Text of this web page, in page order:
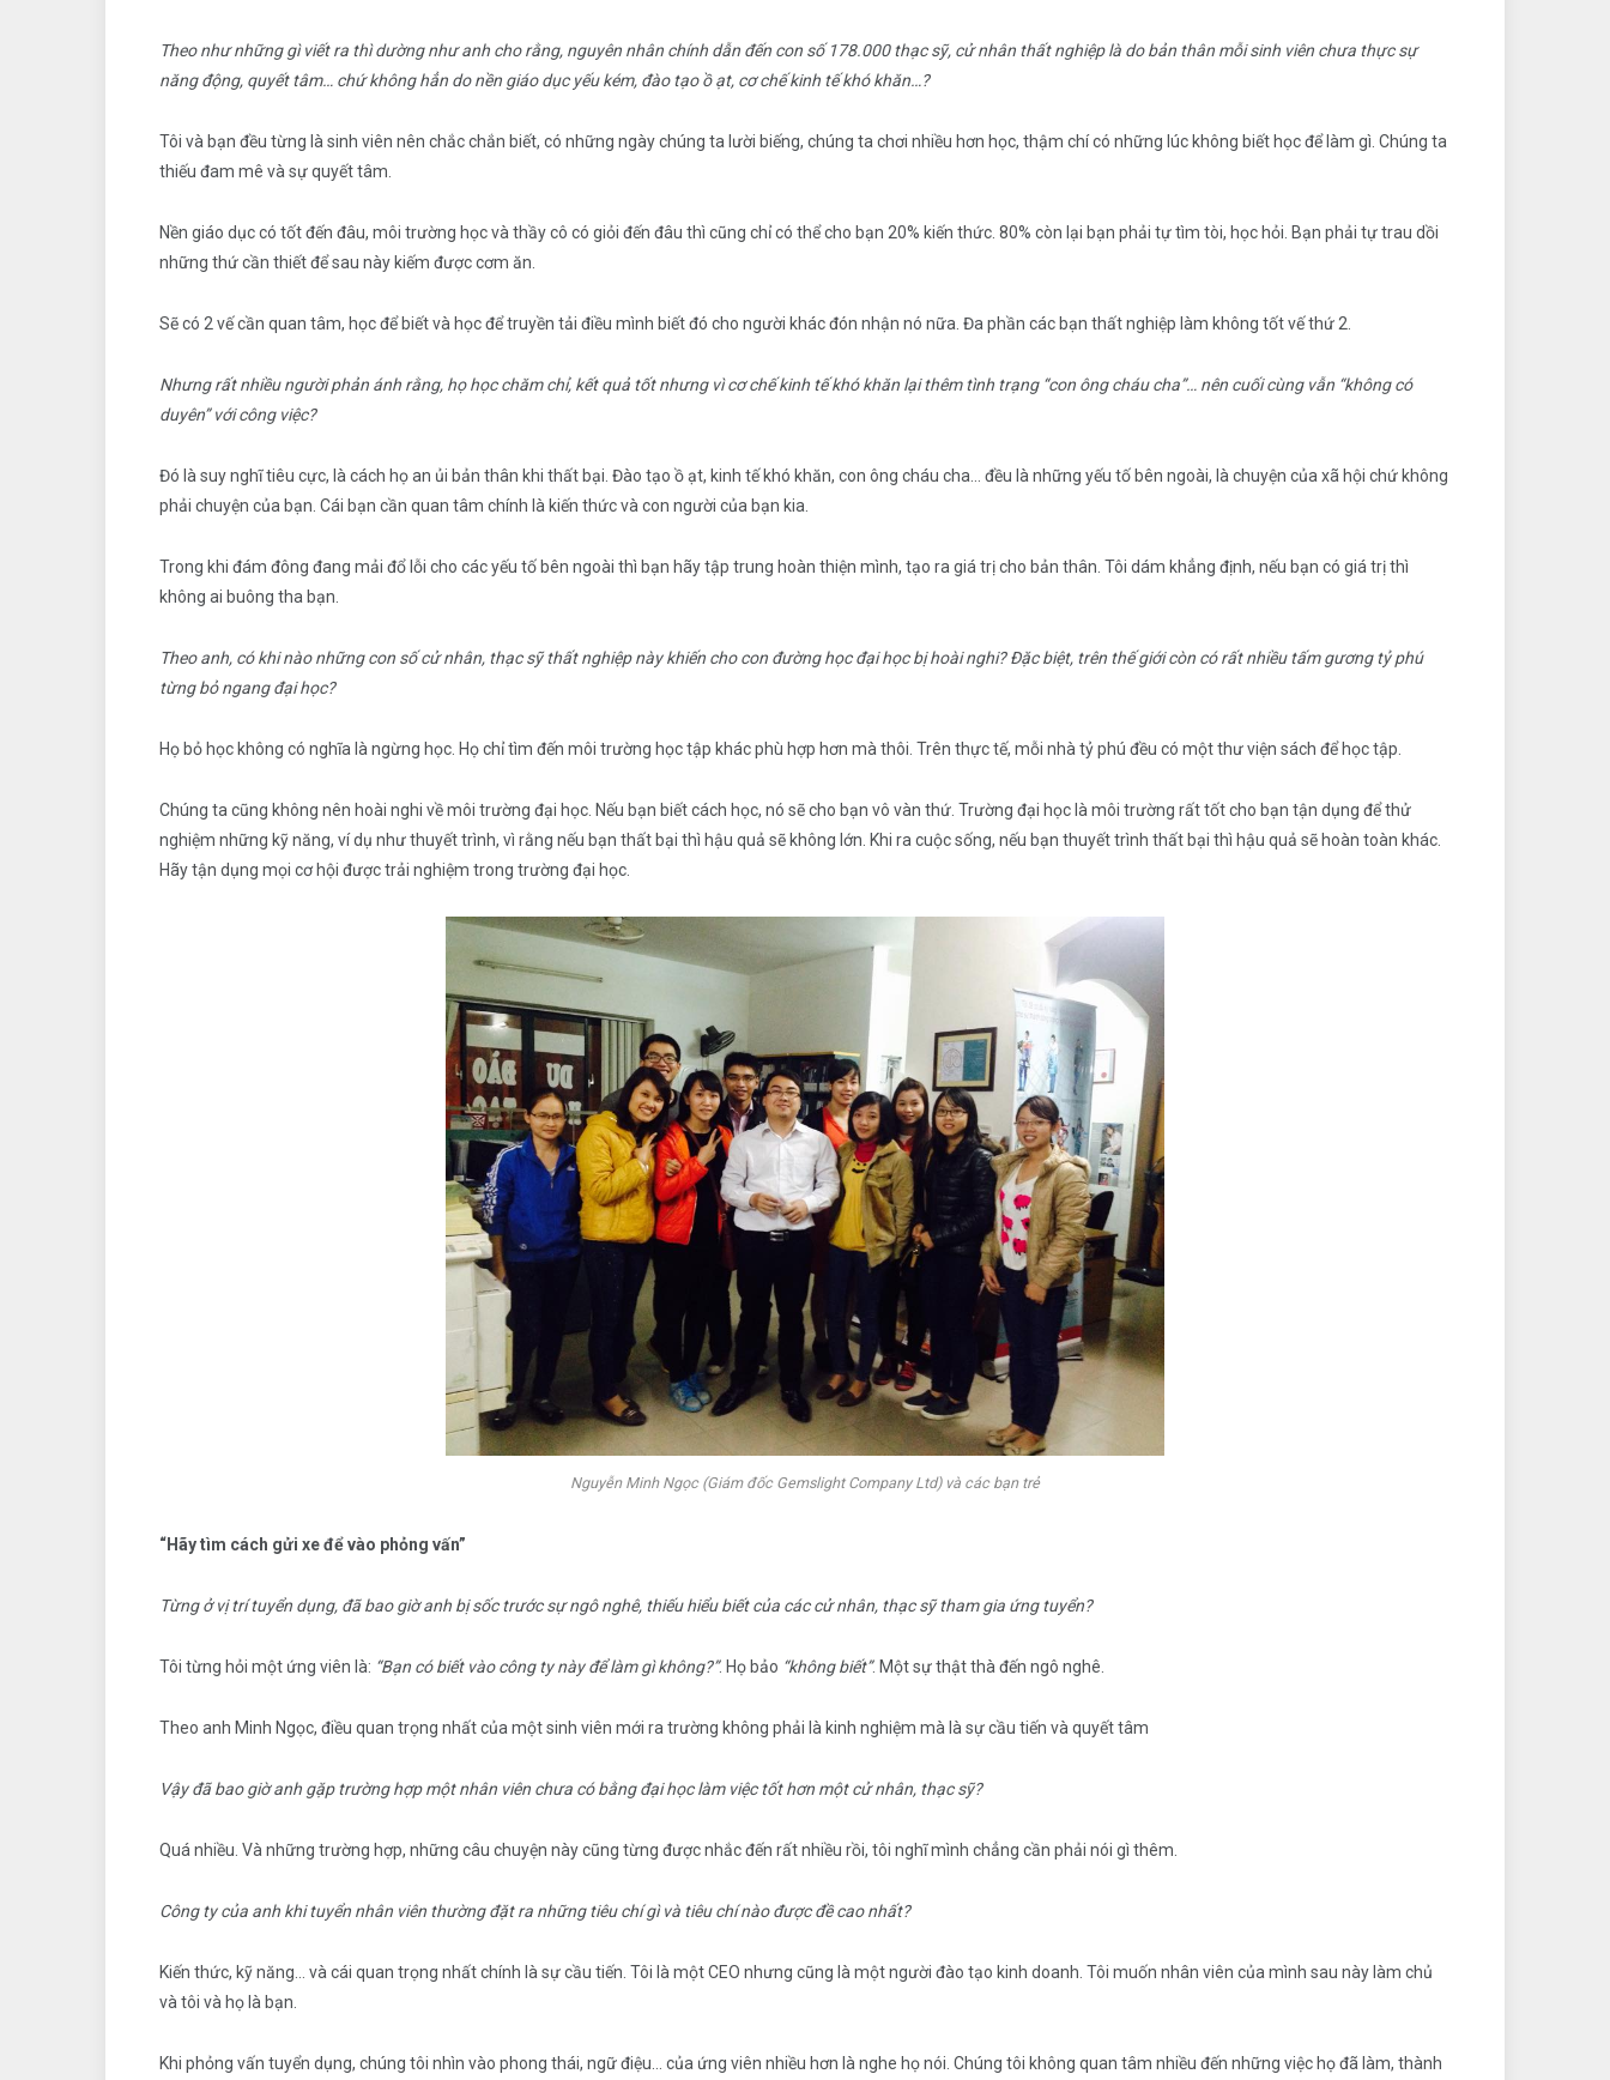
Theo như những gì viết ra thì dường như anh cho rằng, nguyên nhân chính dẫn đến con số 178.000 thạc sỹ, cử nhân thất nghiệp là do bản thân mỗi sinh viên chưa thực sự
năng động, quyết tâm… chứ không hẳn do nền giáo dục yếu kém, đào tạo ồ ạt, cơ chế kinh tế khó khăn…?
Tôi và bạn đều từng là sinh viên nên chắc chắn biết, có những ngày chúng ta lười biếng, chúng ta chơi nhiều hơn học, thậm chí có những lúc không biết học để làm gì. Chúng ta
thiếu đam mê và sự quyết tâm.
Nền giáo dục có tốt đến đâu, môi trường học và thầy cô có giỏi đến đâu thì cũng chỉ có thể cho bạn 20% kiến thức. 80% còn lại bạn phải tự tìm tòi, học hỏi. Bạn phải tự trau dồi
những thứ cần thiết để sau này kiếm được cơm ăn.
Sẽ có 2 vế cần quan tâm, học để biết và học để truyền tải điều mình biết đó cho người khác đón nhận nó nữa. Đa phần các bạn thất nghiệp làm không tốt vế thứ 2.
Nhưng rất nhiều người phản ánh rằng, họ học chăm chỉ, kết quả tốt nhưng vì cơ chế kinh tế khó khăn lại thêm tình trạng “con ông cháu cha”… nên cuối cùng vẫn “không có
duyên” với công việc?
Đó là suy nghĩ tiêu cực, là cách họ an ủi bản thân khi thất bại. Đào tạo ồ ạt, kinh tế khó khăn, con ông cháu cha… đều là những yếu tố bên ngoài, là chuyện của xã hội chứ không
phải chuyện của bạn. Cái bạn cần quan tâm chính là kiến thức và con người của bạn kia.
Trong khi đám đông đang mải đổ lỗi cho các yếu tố bên ngoài thì bạn hãy tập trung hoàn thiện mình, tạo ra giá trị cho bản thân. Tôi dám khẳng định, nếu bạn có giá trị thì
không ai buông tha bạn.
Theo anh, có khi nào những con số cử nhân, thạc sỹ thất nghiệp này khiến cho con đường học đại học bị hoài nghi? Đặc biệt, trên thế giới còn có rất nhiều tấm gương tỷ phú
từng bỏ ngang đại học?
Họ bỏ học không có nghĩa là ngừng học. Họ chỉ tìm đến môi trường học tập khác phù hợp hơn mà thôi. Trên thực tế, mỗi nhà tỷ phú đều có một thư viện sách để học tập.
Chúng ta cũng không nên hoài nghi về môi trường đại học. Nếu bạn biết cách học, nó sẽ cho bạn vô vàn thứ. Trường đại học là môi trường rất tốt cho bạn tận dụng để thử
nghiệm những kỹ năng, ví dụ như thuyết trình, vì rằng nếu bạn thất bại thì hậu quả sẽ không lớn. Khi ra cuộc sống, nếu bạn thuyết trình thất bại thì hậu quả sẽ hoàn toàn khác.
Hãy tận dụng mọi cơ hội được trải nghiệm trong trường đại học.
Nguyễn Minh Ngọc (Giám đốc Gemslight Company Ltd) và các bạn trẻ
“Hãy tìm cách gửi xe để vào phỏng vấn”
Từng ở vị trí tuyển dụng, đã bao giờ anh bị sốc trước sự ngô nghê, thiếu hiểu biết của các cử nhân, thạc sỹ tham gia ứng tuyển?
Tôi từng hỏi một ứng viên là: “Bạn có biết vào công ty này để làm gì không?”. Họ bảo “không biết”. Một sự thật thà đến ngô nghê.
Theo anh Minh Ngọc, điều quan trọng nhất của một sinh viên mới ra trường không phải là kinh nghiệm mà là sự cầu tiến và quyết tâm
Vậy đã bao giờ anh gặp trường hợp một nhân viên chưa có bằng đại học làm việc tốt hơn một cử nhân, thạc sỹ?
Quá nhiều. Và những trường hợp, những câu chuyện này cũng từng được nhắc đến rất nhiều rồi, tôi nghĩ mình chẳng cần phải nói gì thêm.
Công ty của anh khi tuyển nhân viên thường đặt ra những tiêu chí gì và tiêu chí nào được đề cao nhất?
Kiến thức, kỹ năng… và cái quan trọng nhất chính là sự cầu tiến. Tôi là một CEO nhưng cũng là một người đào tạo kinh doanh. Tôi muốn nhân viên của mình sau này làm chủ
và tôi và họ là bạn.
Khi phỏng vấn tuyển dụng, chúng tôi nhìn vào phong thái, ngữ điệu… của ứng viên nhiều hơn là nghe họ nói. Chúng tôi không quan tâm nhiều đến những việc họ đã làm, thành